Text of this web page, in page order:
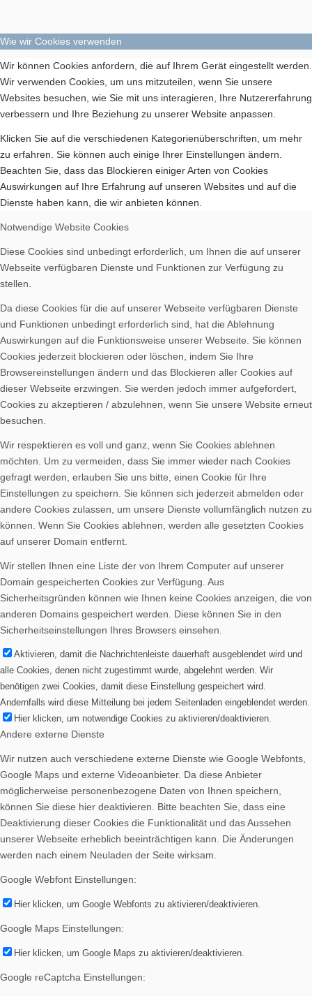
Wie wir Cookies verwenden
Wir können Cookies anfordern, die auf Ihrem Gerät eingestellt werden.
Wir verwenden Cookies, um uns mitzuteilen, wenn Sie unsere
Websites besuchen, wie Sie mit uns interagieren, Ihre Nutzererfahrung
verbessern und Ihre Beziehung zu unserer Website anpassen.
Klicken Sie auf die verschiedenen Kategorienüberschriften, um mehr
zu erfahren. Sie können auch einige Ihrer Einstellungen ändern.
Beachten Sie, dass das Blockieren einiger Arten von Cookies
Auswirkungen auf Ihre Erfahrung auf unseren Websites und auf die
Dienste haben kann, die wir anbieten können.
Notwendige Website Cookies
Diese Cookies sind unbedingt erforderlich, um Ihnen die auf unserer
Webseite verfügbaren Dienste und Funktionen zur Verfügung zu
stellen.
Da diese Cookies für die auf unserer Webseite verfügbaren Dienste
und Funktionen unbedingt erforderlich sind, hat die Ablehnung
Auswirkungen auf die Funktionsweise unserer Webseite. Sie können
Cookies jederzeit blockieren oder löschen, indem Sie Ihre
Browsereinstellungen ändern und das Blockieren aller Cookies auf
dieser Webseite erzwingen. Sie werden jedoch immer aufgefordert,
Cookies zu akzeptieren / abzulehnen, wenn Sie unsere Website erneut
besuchen.
Wir respektieren es voll und ganz, wenn Sie Cookies ablehnen
möchten. Um zu vermeiden, dass Sie immer wieder nach Cookies
gefragt werden, erlauben Sie uns bitte, einen Cookie für Ihre
Einstellungen zu speichern. Sie können sich jederzeit abmelden oder
andere Cookies zulassen, um unsere Dienste vollumfänglich nutzen zu
können. Wenn Sie Cookies ablehnen, werden alle gesetzten Cookies
auf unserer Domain entfernt.
Wir stellen Ihnen eine Liste der von Ihrem Computer auf unserer
Domain gespeicherten Cookies zur Verfügung. Aus
Sicherheitsgründen können wie Ihnen keine Cookies anzeigen, die von
anderen Domains gespeichert werden. Diese können Sie in den
Sicherheitseinstellungen Ihres Browsers einsehen.
Aktivieren, damit die Nachrichtenleiste dauerhaft ausgeblendet wird und
alle Cookies, denen nicht zugestimmt wurde, abgelehnt werden. Wir
benötigen zwei Cookies, damit diese Einstellung gespeichert wird.
Andernfalls wird diese Mitteilung bei jedem Seitenladen eingeblendet werden.
Hier klicken, um notwendige Cookies zu aktivieren/deaktivieren.
Andere externe Dienste
Wir nutzen auch verschiedene externe Dienste wie Google Webfonts,
Google Maps und externe Videoanbieter. Da diese Anbieter
möglicherweise personenbezogene Daten von Ihnen speichern,
können Sie diese hier deaktivieren. Bitte beachten Sie, dass eine
Deaktivierung dieser Cookies die Funktionalität und das Aussehen
unserer Webseite erheblich beeinträchtigen kann. Die Änderungen
werden nach einem Neuladen der Seite wirksam.
Google Webfont Einstellungen:
Hier klicken, um Google Webfonts zu aktivieren/deaktivieren.
Google Maps Einstellungen:
Hier klicken, um Google Maps zu aktivieren/deaktivieren.
Google reCaptcha Einstellungen: